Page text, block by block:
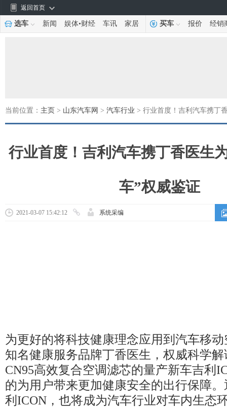
返回首页
选车 新闻 娱体•财经 车讯 家居 买车 报价 经销
当前位置： 主页 > 山东汽车网 > 汽车行业 > 行业首度！吉利汽车携丁
行业首度！吉利汽车携丁香医生
车”权威鉴证
2021-03-07 15:42:12 系统采编
为更好的将科技健康理念应用到汽车移
知名健康服务品牌丁香医生，权威科学
CN95高效复合空调滤芯的量产新车吉利
的为用户带来更加健康安全的出行保障
利ICON，也将成为汽车行业对车内生态